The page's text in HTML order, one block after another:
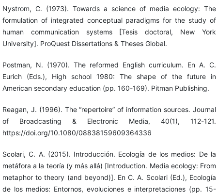
Nystrom, C. (1973). Towards a science of media ecology: The
formulation of integrated conceptual paradigms for the study of
human communication systems [Tesis doctoral, New York
University]. ProQuest Dissertations & Theses Global.
Postman, N. (1970). The reformed English curriculum. En A. C.
Eurich (Eds.), High school 1980: The shape of the future in
American secondary education (pp. 160-169). Pitman Publishing.
Reagan, J. (1996). The “repertoire” of information sources. Journal
of Broadcasting & Electronic Media, 40(1), 112-121.
https://doi.org/10.1080/08838159609364336
Scolari, C. A. (2015). Introducción. Ecología de los medios: De la
metáfora a la teoría (y más allá) [Introduction. Media ecology: From
metaphor to theory (and beyond)]. En C. A. Scolari (Ed.), Ecología
de los medios: Entornos, evoluciones e interpretaciones (pp. 15-